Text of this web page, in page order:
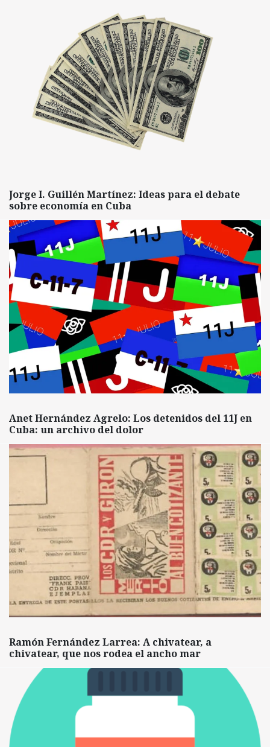
Jorge I. Guillén Martínez: Ideas para el debate
sobre economía en Cuba
Anet Hernández Agrelo: Los detenidos del 11J en
Cuba: un archivo del dolor
Ramón Fernández Larrea: A chivatear, a
chivatear, que nos rodea el ancho mar